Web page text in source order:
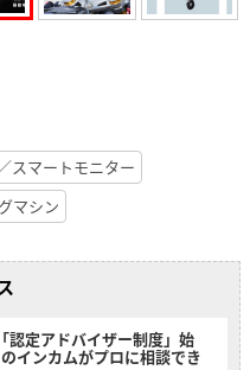
スマートモニター
マシン
認定アドバイザー制度」始
インカムがプロに相談でき